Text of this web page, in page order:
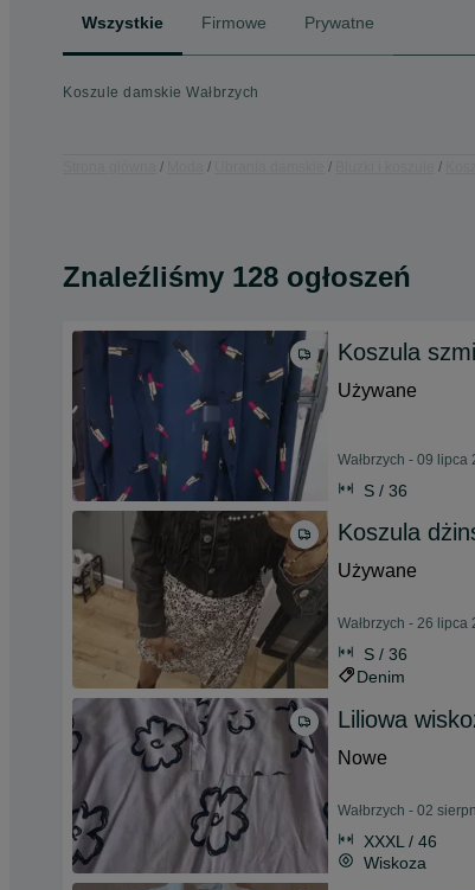
Wszystkie Firmowe Prywatne
Koszule damskie Wałbrzych
Znaleźliśmy 128 ogłoszeń
Koszula
Używane
Wałbrzych - 09 lipca
S / 36
Koszula
Używane
Wałbrzych - 26 lipca
S / 36
Denim
Liliowa
Nowe
Wałbrzych - 02
XXXL / 46
Wiskoza